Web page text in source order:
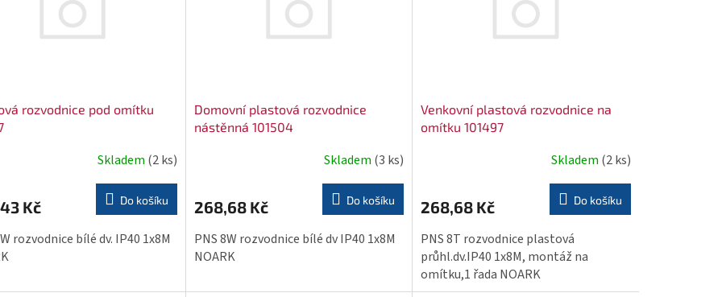
rozvodnice pod omítku
Skladem (2 ks)
Kč Do košíku
rozvodnice bílé dv. IP40 1x8M
Domovní plastová rozvodnice
nástěnná 101504
Skladem (3 ks)
268,68 Kč Do košíku
PNS 8W rozvodnice bílé dv IP40 1x8M
NOARK
Venkovní plastová rozvodnice na
omítku 101497
Skladem (2 ks)
268,68 Kč Do košíku
PNS 8T rozvodnice plastová
průhl.dv.IP40 1x8M, montáž na
omítku,1 řada NOARK